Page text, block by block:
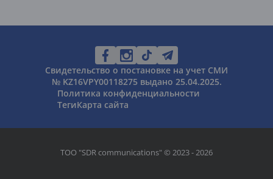
Свидетельство о постановке на учет СМИ
№ KZ16VPY00118275 выдано 25.04.2025.
Политика конфиденциальности
ТегиКарта сайта
ТОО "SDR communications" © 2023 - 2026